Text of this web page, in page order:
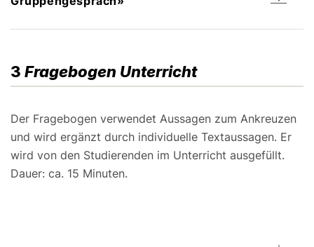
3 Fragebogen Unterricht
Der Fragebogen verwendet Aussagen zum Ankreuzen
und wird ergänzt durch individuelle Textaussagen. Er
wird von den Studierenden im Unterricht ausgefüllt.
Dauer: ca. 15 Minuten.